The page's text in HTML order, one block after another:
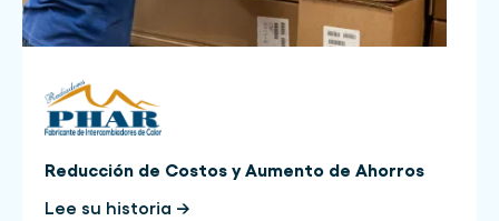
Reducción de Costos y Aumento de Ahorros
Lee su historia →